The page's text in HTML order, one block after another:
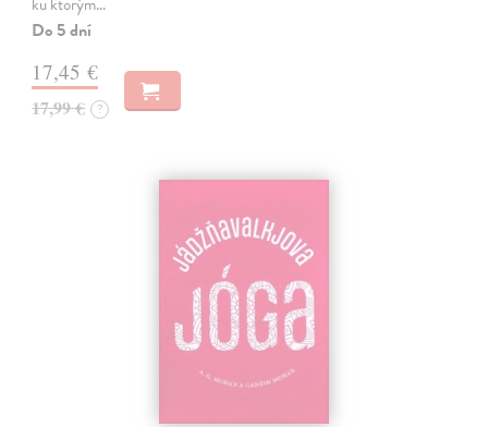
Do 5 dní
17,45 €
17,99 € ?